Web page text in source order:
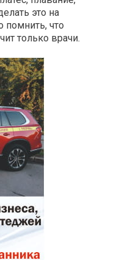
это на
помнить, что
только врачи.